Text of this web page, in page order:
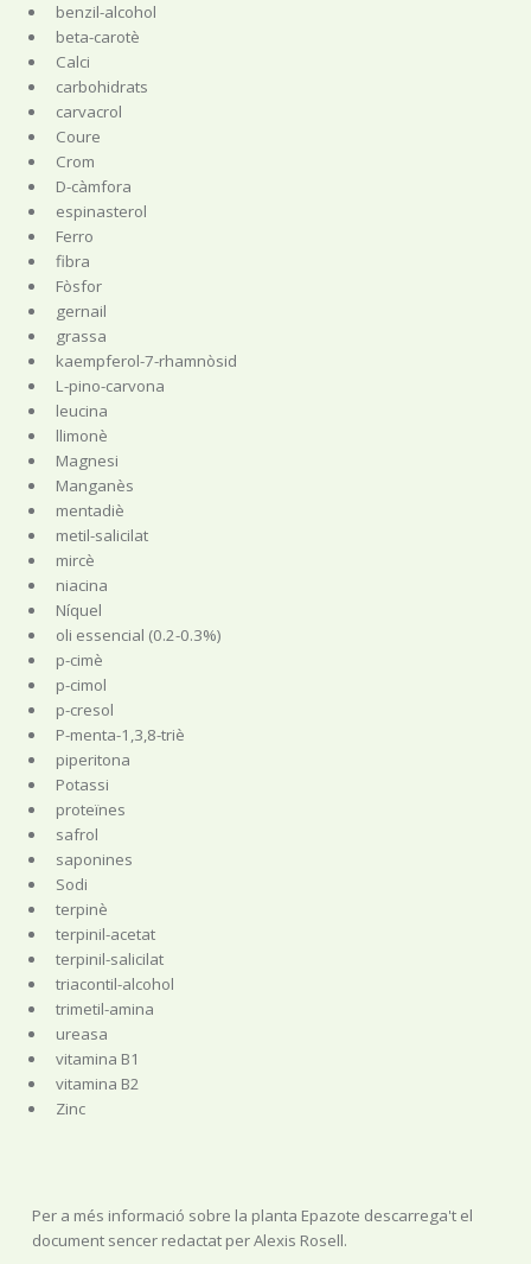
benzil-alcohol
beta-carotè
Calci
carbohidrats
carvacrol
Coure
Crom
D-càmfora
espinasterol
Ferro
fibra
Fòsfor
gernail
grassa
kaempferol-7-rhamnòsid
L-pino-carvona
leucina
llimonè
Magnesi
Manganès
mentadiè
metil-salicilat
mircè
niacina
Níquel
oli essencial (0.2-0.3%)
p-cimè
p-cimol
p-cresol
P-menta-1,3,8-triè
piperitona
Potassi
proteïnes
safrol
saponines
Sodi
terpinè
terpinil-acetat
terpinil-salicilat
triacontil-alcohol
trimetil-amina
ureasa
vitamina B1
vitamina B2
Zinc
Per a més informació sobre la planta Epazote descarrega't el
document sencer redactat per Alexis Rosell.